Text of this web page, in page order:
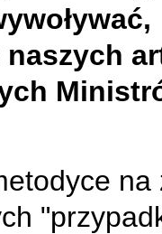
naszych
na